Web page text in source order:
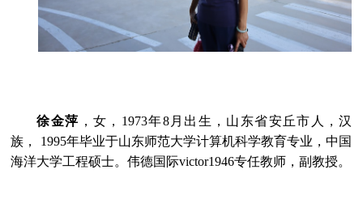
徐金萍 ，女， 1973年8月出生，山东省安丘市人，汉
族，
1995年毕业于山东师范大学计算机科学教育专业，中国
海洋大学工程硕士。伟德国际victor1946专任教师，副教授。